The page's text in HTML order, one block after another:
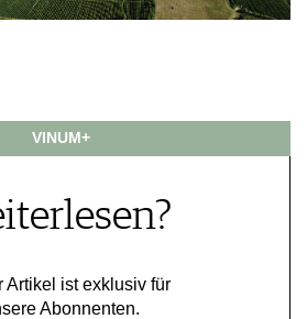
VINUM+
Artikel ist exklusiv für
Abonnenten.